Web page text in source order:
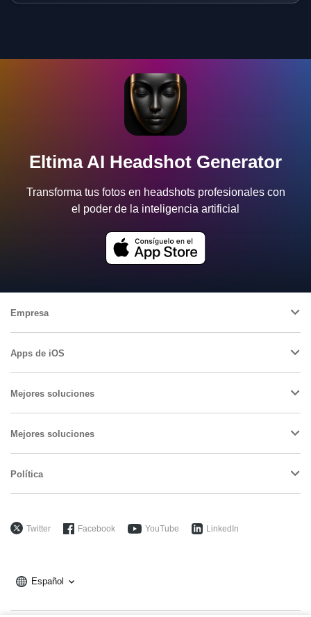
Eltima AI Headshot Generator
Transforma tus fotos en headshots profesionales con
el poder de la inteligencia artificial
Empresa
Apps de iOS
Mejores soluciones
Mejores soluciones
Política
Twitter Facebook YouTube LinkedIn
Español